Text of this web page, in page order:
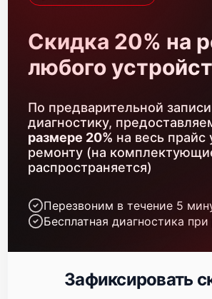
Калибровка и настройка
Ремонт электронно-лучевой трубки
Замена микросхемы логики
Замена процессора
Замена ключей управления
Ремонт разъема
Скидка 20% на
любого
По предварительной
диагностику,
размере 20% на весь прайс
ремонту (на
распространяется)
Перезвоним в течение 5
Бесплатная диагностика
Зафиксировать